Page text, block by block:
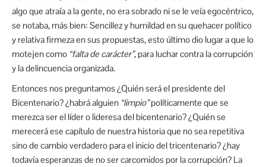
algo que atraía a la gente, no era sobrado ni se le veía egocéntrico,
se notaba, más bien: Sencillez y humildad en su quehacer político
y relativa firmeza en sus propuestas, esto último dio lugar a que lo
motejen como “falta de carácter”, para luchar contra la corrupción
y la delincuencia organizada.
Entonces nos preguntamos ¿Quién será el presidente del
Bicentenario? ¿habrá alguien “limpio”políticamente que se
merezca ser el líder o lideresa del bicentenario? ¿Quién se
merecerá ese capítulo de nuestra historia que no sea repetitiva
sino de cambio verdadero para el inicio del tricentenario? ¿hay
todavía esperanzas de no ser carcomidos por la corrupción? La